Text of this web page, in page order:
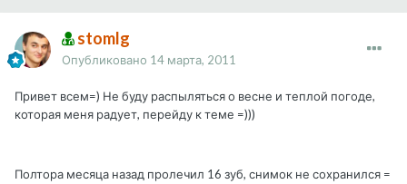
stomlg
Опубликовано 14 марта, 2011
Привет всем=) Не буду распыляться о весне и теплой погоде,
которая меня радует, перейду к теме =)))
Полтора месяца назад пролечил 16 зуб, снимок не сохранился =